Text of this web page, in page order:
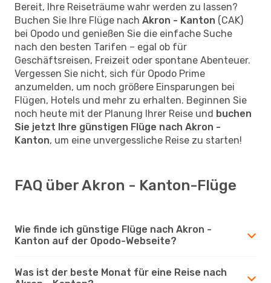
Bereit, Ihre Reiseträume wahr werden zu lassen?
Buchen Sie Ihre Flüge nach Akron - Kanton (CAK)
bei Opodo und genießen Sie die einfache Suche
nach den besten Tarifen – egal ob für
Geschäftsreisen, Freizeit oder spontane Abenteuer.
Vergessen Sie nicht, sich für Opodo Prime
anzumelden, um noch größere Einsparungen bei
Flügen, Hotels und mehr zu erhalten. Beginnen Sie
noch heute mit der Planung Ihrer Reise und buchen
Sie jetzt Ihre günstigen Flüge nach Akron -
Kanton, um eine unvergessliche Reise zu starten!
FAQ über Akron - Kanton-Flüge
Wie finde ich günstige Flüge nach Akron -
Kanton auf der Opodo-Webseite?
Was ist der beste Monat für eine Reise nach